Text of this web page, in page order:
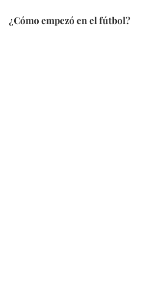
¿Cómo empezó en el fútbol?